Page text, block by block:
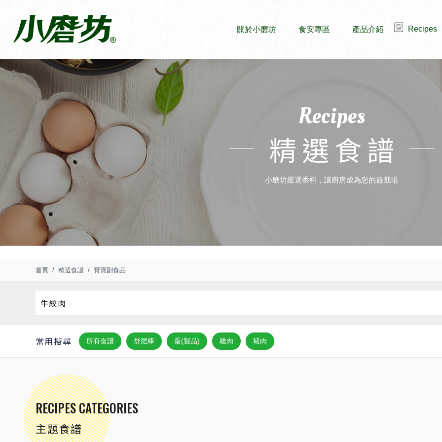
關於小磨坊 食安專區 產品介紹 Recipes
Recipes
精選食譜
小磨坊嚴選香料，讓廚房成為您的遊戲場
首頁 精選食譜 寶寶副食品
常用搜尋 所有食譜 舒肥棒 蛋(製品) 雞肉 豬肉
RECIPES CATEGORIES
主題食譜